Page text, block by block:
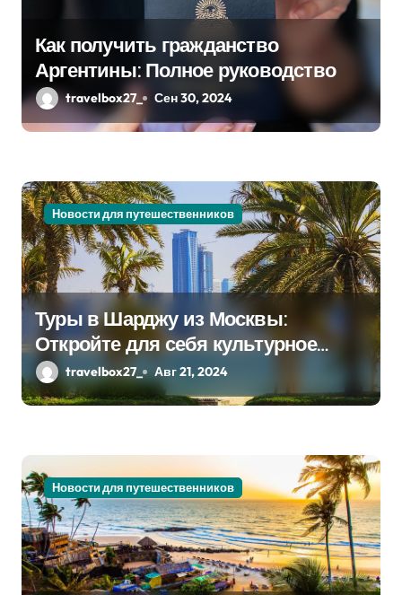
п
и
я
м
Как получить гражданство
Аргентины: Полное руководство
travelbox27_ Сен 30, 2024
Новости для путешественников
Туры в Шарджу из Москвы:
Откройте для себя культурное
сердце ОАЭ
travelbox27_ Авг 21, 2024
Новости для путешественников